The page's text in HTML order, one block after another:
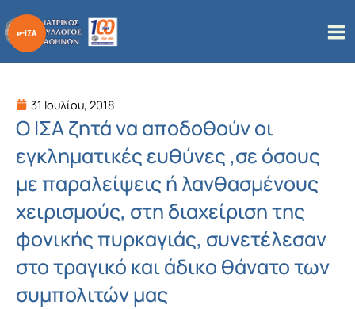
στο
περιεχόμενο
31 Ιουλίου, 2018
Ο ΙΣΑ ζητά να αποδοθούν οι
εγκληματικές ευθύνες ,σε όσους
με παραλείψεις ή λανθασμένους
χειρισμούς, στη διαχείριση της
φονικής πυρκαγιάς, συνετέλεσαν
στο τραγικό και άδικο θάνατο των
συμπολιτών μας